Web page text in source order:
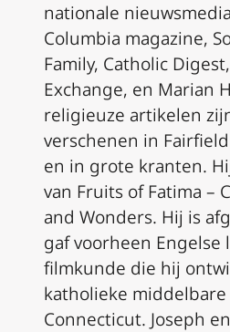
nationale
Columbia magazine,
Family, Catholic
Exchange, en Marian
religieuze artikelen
verschenen in
en in grote kranten.
van Fruits of Fatima –
and Wonders. Hij is
gaf voorheen Engelse
filmkunde die hij
katholieke middelbare
Connecticut. Joseph